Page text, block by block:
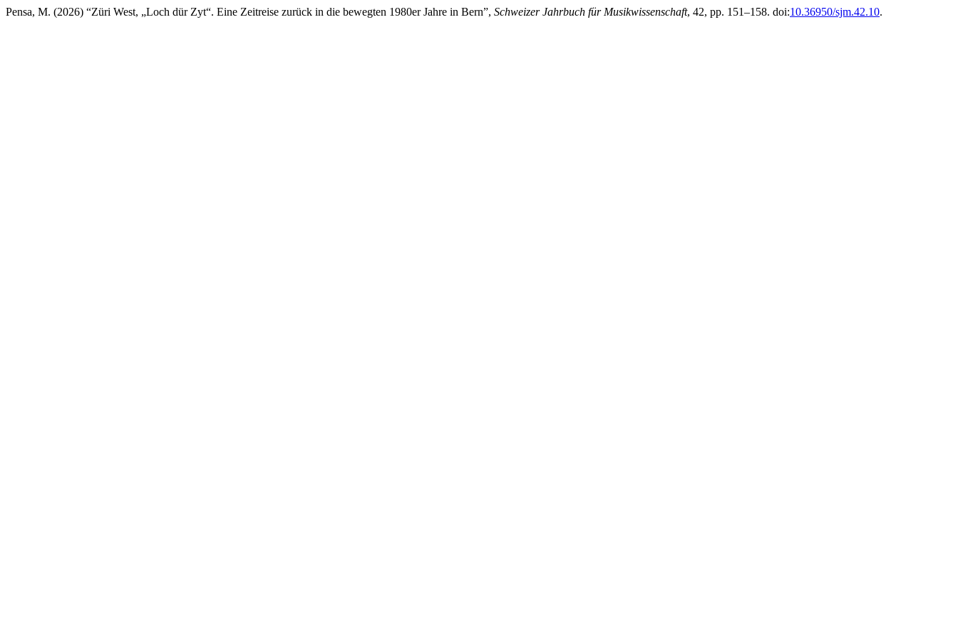
Pensa, M. (2026) “Züri West, „Loch dür Zyt“. Eine Zeitreise zurück in die bewegten 1980er Jahre in Bern”, Schweizer Jahrbuch für Musikwissenschaft, 42, pp. 151–158. doi:10.36950/sjm.42.10.